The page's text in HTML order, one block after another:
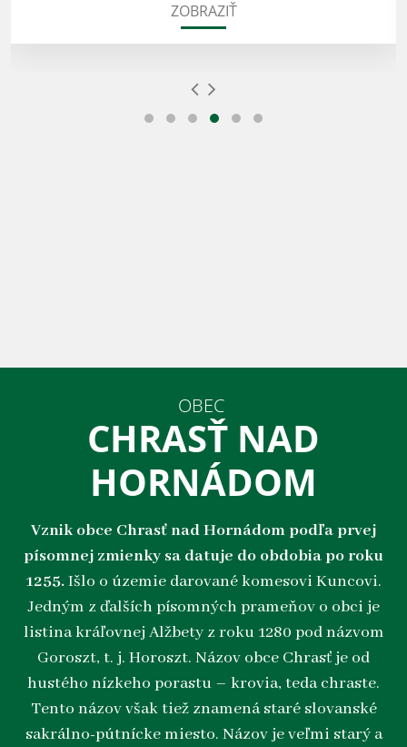
ZOBRAZIŤ
OBEC
CHRASŤ NAD
HORNÁDOM
Vznik obce Chrasť nad Hornádom podľa prvej
písomnej zmienky sa datuje do obdobia po roku
1255.Išlo o územie darované komesovi Kuncovi.
Jedným z ďalších písomných prameňov o obci je
listina kráľovnej Alžbety z roku 1280 pod názvom
Goroszt, t. j. Horoszt. Názov obce Chrasť je od
hustého nízkeho porastu – krovia, teda chraste.
Tento názov však tiež znamená staré slovanské
sakrálno-pútnícke miesto. Názov je veľmi starý a